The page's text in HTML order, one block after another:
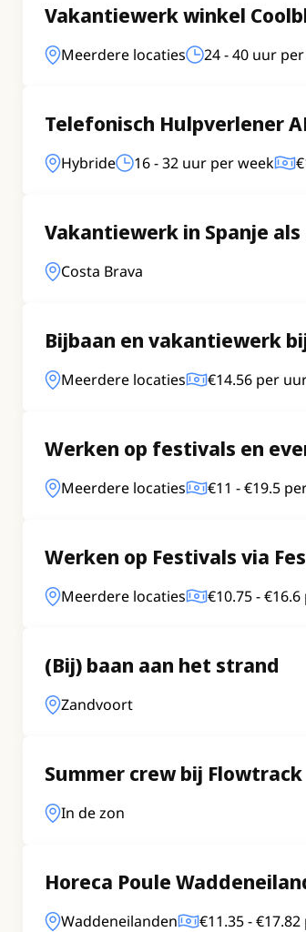
Vakantiewerk winkel
Meerdere locaties 24 - 40 uur
Telefonisch Hulpverlener
Hybride 16 - 32 uur per week
Vakantiewerk in Spanje
Costa Brava
Bijbaan en vakantiewerk
Meerdere locaties €14.56 per
Werken op festivals en
Meerdere locaties €11 - €19.5
Werken op Festivals via
Meerdere locaties €10.75 -
(Bij) baan aan het strand
Zandvoort
Summer crew bij Flowtrack
In de zon
Horeca Poule
Waddeneilanden €11.35 -